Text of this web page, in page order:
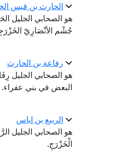
الحارث بن قيس
هو الصحابي الجليل
جُشْم الأنْصَارِيّ
رفاعة بن الحارث
هو الصحابي الجليل
البعض في بني عفراء.
الربيع بن إياس
هو الصحابي الجليل
الْخَزْرَجِ.